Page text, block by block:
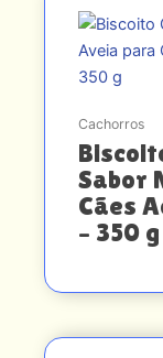
Cachorros
Sabor
Cães
– 350 g